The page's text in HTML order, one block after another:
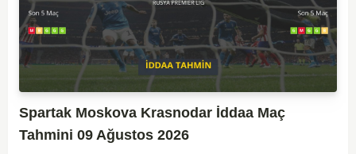
Spartak Moskova Krasnodar İddaa Maç
Tahmini 09 Ağustos 2026